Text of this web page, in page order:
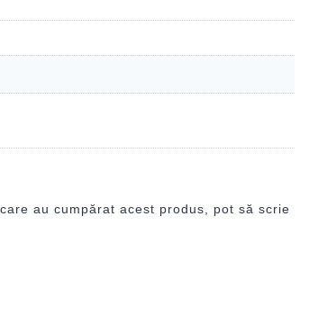
au cumpărat acest produs, pot să scrie